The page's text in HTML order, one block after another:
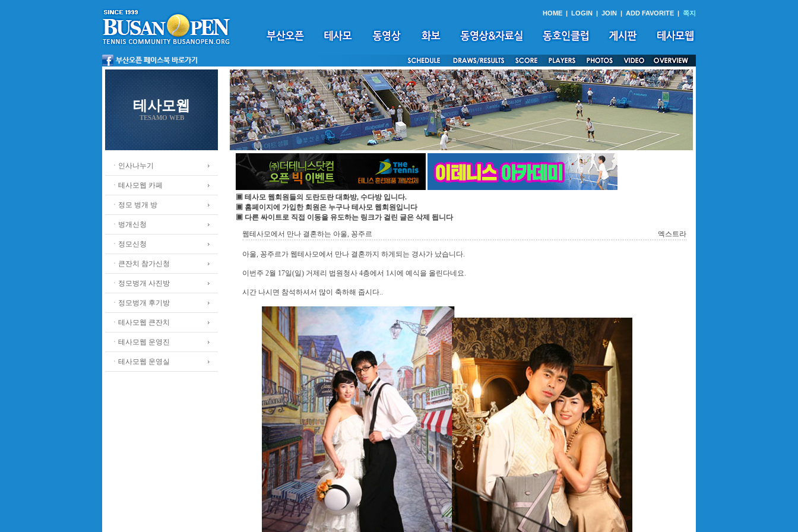
HOME | LOGIN | JOIN | ADD FAVORITE | 쪽지
테사모웹
TESAMO WEB
ㆍ인사나누기
ㆍ테사모웹 카페
ㆍ정모 벙개 방
ㆍ벙개신청
ㆍ정모신청
ㆍ큰잔치 참가신청
ㆍ정모벙개 사진방
ㆍ정모벙개 후기방
ㆍ테사모웹 큰잔치
ㆍ테사모웹 운영진
ㆍ테사모웹 운영실
▣ 테사모 웹회원들의 도란도란 대화방, 수다방 입니다.
▣ 홈페이지에 가입한 회원은 누구나 테사모 웹회원입니다
▣ 다른 싸이트로 직접 이동을 유도하는 링크가 걸린 글은 삭제 됩니다
웹테사모에서 만나 결혼하는 아울, 꽁주르
엑스트라
아울, 꽁주르가 웹테사모에서 만나 결혼까지 하게되는 경사가 났습니다.
이번주 2월 17일(일) 거제리 법원청사 4층에서 1시에 예식을 올린다네요.
시간 나시면 참석하셔서 많이 축하해 줍시다..